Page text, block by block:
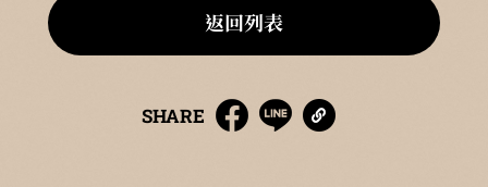
返回列表
SHARE